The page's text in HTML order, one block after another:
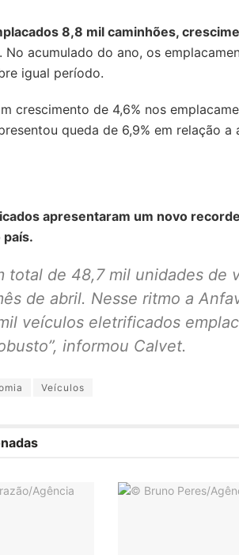
8,8 mil caminhões,
. No acumulado do ano, os
igual período.
crescimento de 4,6% nos
queda de 6,9% em relação a
apresentaram um novo
país.
total de 48,7 mil unidades
de abril. Nesse ritmo a
veículos eletrificados
informou Calvet.
Veículos